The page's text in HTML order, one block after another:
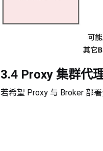
3.4 Proxy 集群代
若希望 Proxy 与 Broker 部